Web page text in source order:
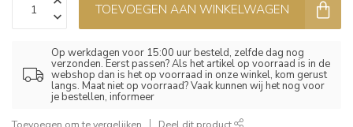
TOEVOEGEN AAN WINKELWAGEN
Op werkdagen voor 15:00 uur besteld, zelfde dag nog
verzonden. Eerst passen? Als het artikel op voorraad is in de
webshop dan is het op voorraad in onze winkel, kom gerust
langs. Maat niet op voorraad? Vaak kunnen wij het nog voor
je bestellen, informeer